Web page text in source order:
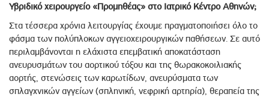
Υβριδικό χειρουργείο «Προμηθέας» στο Ιατρικό Κέντρο Αθηνών;
Στα τέσσερα χρόνια λειτουργίας έχουμε πραγματοποιήσει όλο το
φάσμα των πολύπλοκων αγγειοχειρουργικών παθήσεων. Σε αυτό
περιλαμβάνονται η ελάχιστα επεμβατική αποκατάσταση
ανευρυσμάτων του αορτικού τόξου και της θωρακοκοιλιακής
αορτής, στενώσεις των καρωτίδων, ανευρύσματα των
σπλαγχνικών αγγείων (σπληνική, νεφρική αρτηρία), θεραπεία της